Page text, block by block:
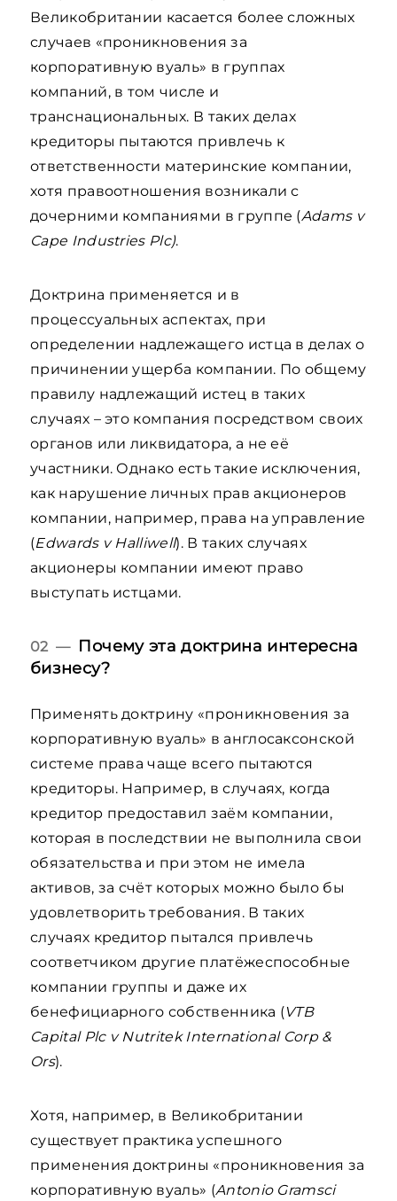
Великобритании касается более сложных
случаев «проникновения за
корпоративную вуаль» в группах
компаний, в том числе и
транснациональных. В таких делах
кредиторы пытаются привлечь к
ответственности материнские компании,
хотя правоотношения возникали с
дочерними компаниями в группе (Adams v
Cape Industries Plc).
Доктрина применяется и в
процессуальных аспектах, при
определении надлежащего истца в делах о
причинении ущерба компании. По общему
правилу надлежащий истец в таких
случаях – это компания посредством своих
органов или ликвидатора, а не её
участники. Однако есть такие исключения,
как нарушение личных прав акционеров
компании, например, права на управление
(Edwards v Halliwell). В таких случаях
акционеры компании имеют право
выступать истцами.
02 — Почему эта доктрина интересна
бизнесу?
Применять доктрину «проникновения за
корпоративную вуаль» в англосаксонской
системе права чаще всего пытаются
кредиторы. Например, в случаях, когда
кредитор предоставил заём компании,
которая в последствии не выполнила свои
обязательства и при этом не имела
активов, за счёт которых можно было бы
удовлетворить требования. В таких
случаях кредитор пытался привлечь
соответчиком другие платёжеспособные
компании группы и даже их
бенефициарного собственника (VTB
Capital Plc v Nutritek International Corp &
Ors).
Хотя, например, в Великобритании
существует практика успешного
применения доктрины «проникновения за
корпоративную вуаль» (Antonio Gramsci